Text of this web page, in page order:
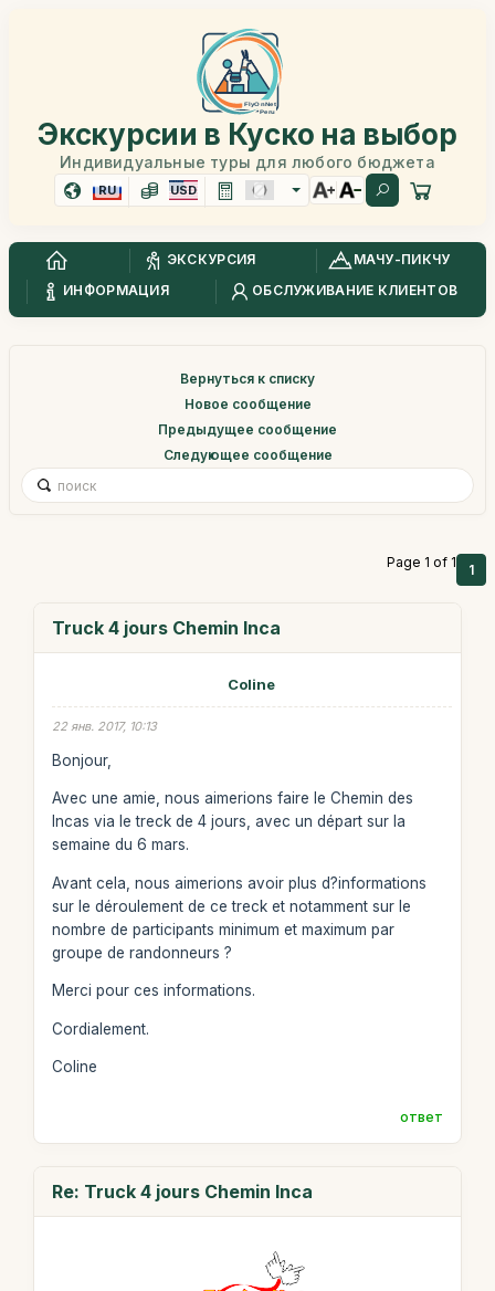
Экскурсии в Куско на выбор
Индивидуальные туры для любого бюджета
RU USD
ЭКСКУРСИЯ
МАЧУ-ПИКЧУ
ИНФОРМАЦИЯ
ОБСЛУЖИВАНИЕ КЛИЕНТОВ
Вернуться к списку
Новое сообщение
Предыдущее сообщение
Следующее сообщение
Page 1 of 1 1
Truck 4 jours Chemin Inca
Coline
22 янв. 2017, 10:13
Bonjour,
Avec une amie, nous aimerions faire le Chemin des
Incas via le treck de 4 jours, avec un départ sur la
semaine du 6 mars.
Avant cela, nous aimerions avoir plus d?informations
sur le déroulement de ce treck et notamment sur le
nombre de participants minimum et maximum par
groupe de randonneurs ?
Merci pour ces informations.
Cordialement.
Coline
ответ
Re: Truck 4 jours Chemin Inca